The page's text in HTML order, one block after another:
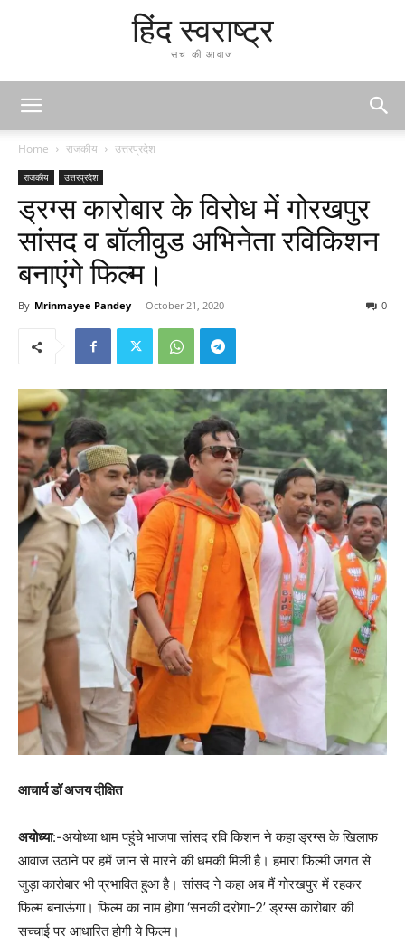
हिंद स्वराष्ट्र
सच की आवाज
Home राजकीय उत्तरप्रदेश
राजकीय उत्तरप्रदेश
ड्रग्स कारोबार के विरोध में गोरखपुर
सांसद व बॉलीवुड अभिनेता रविकिशन
बनाएंगे फिल्म।
By Mrinmayee Pandey - October 21, 2020 0
आचार्य डॉ अजय दीक्षित
अयोध्या:-अयोध्या धाम पहुंचे भाजपा सांसद रवि किशन ने कहा ड्रग्स के खिलाफ
आवाज उठाने पर हमें जान से मारने की धमकी मिली है। हमारा फिल्मी जगत से
जुड़ा कारोबार भी प्रभावित हुआ है। सांसद ने कहा अब मैं गोरखपुर में रहकर
फिल्म बनाऊंगा। फिल्म का नाम होगा ‘सनकी दरोगा-2’ ड्रग्स कारोबार की
सच्चाई पर आधारित होगी ये फिल्म।